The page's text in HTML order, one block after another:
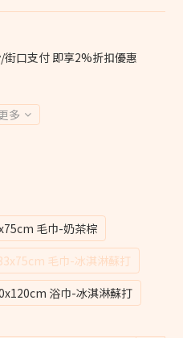
口支付 即享2%折扣優惠
多
毛巾-奶茶棕
毛巾-冰淇淋蘇打
浴巾-冰淇淋蘇打